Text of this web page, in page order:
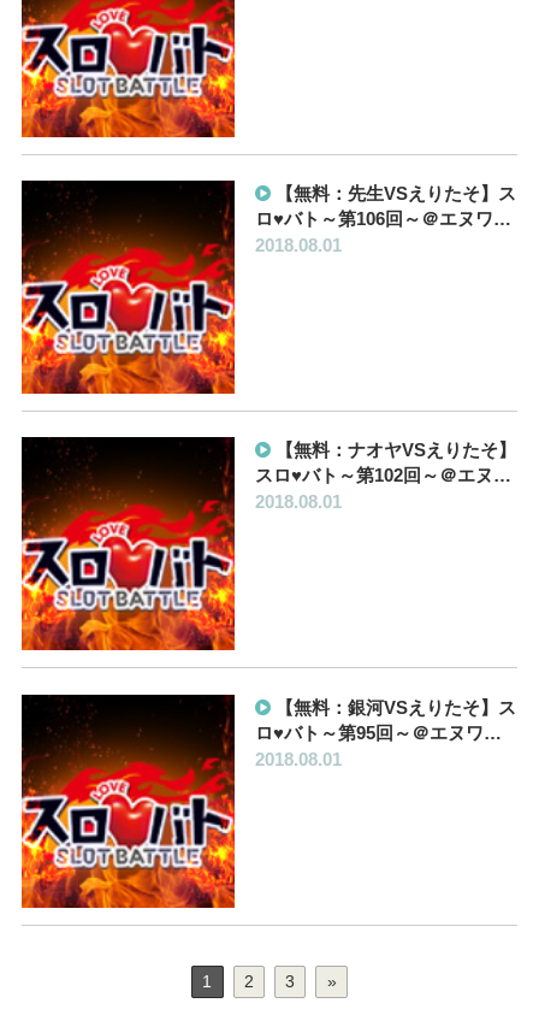
【無料：先生VSえりたそ】ス
ロ♥バト～第106回～＠エヌワ…
2018.08.01
【無料：ナオヤVSえりたそ】
スロ♥バト～第102回～＠エヌ…
2018.08.01
【無料：銀河VSえりたそ】ス
ロ♥バト～第95回～＠エヌワ…
2018.08.01
1 2 3 »